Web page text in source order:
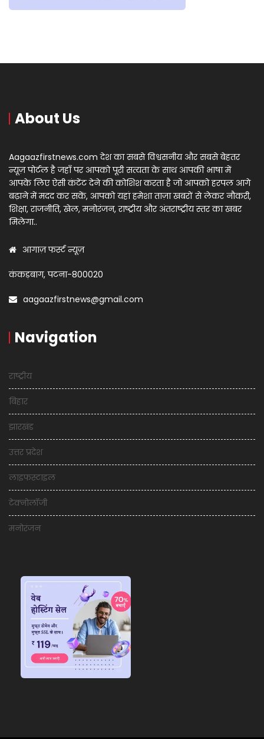
About Us
Aagaazfirstnews.com देश का सबसे विश्वसनीय और सबसे बेहतर
न्यूज़ पोर्टल है जहाँ पर आपको पूरी सत्यता के साथ आपकी भाषा में
आपके लिए ऐसी कंटेंट देने की कोशिश करता है जो आपको हरपल आगे
बढ़ाने में मदद कर सकें, आपको यहां हमेशा ताज़ा खबरों से लेकर नौकरी,
शिक्षा, राजनीति, खेल, मनोरंजन, राष्ट्रीय और अंतराष्ट्रीय स्तर का खबर
मिलेगा..
आगाज़ फर्स्ट न्यूज़
कंकड़बाग, पटना-800020
aagaazfirstnews@gmail.com
Navigation
राष्ट्रीय
बिहार
झारखंड
उत्तर प्रदेश
लाइफस्टाइल
टेक्नोलॉजी
मनोरंजन